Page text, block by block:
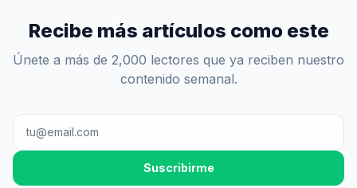
Recibe más artículos como este
Únete a más de 2,000 lectores que ya reciben nuestro
contenido semanal.
Suscribirme